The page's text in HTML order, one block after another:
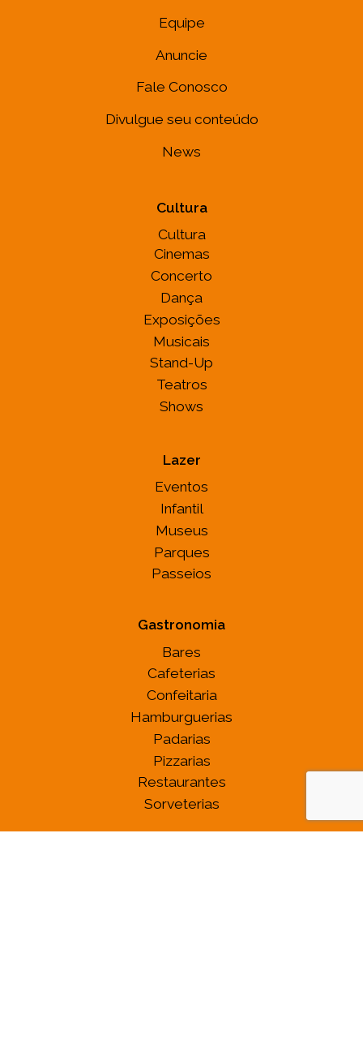
Equipe
Anuncie
Fale Conosco
Divulgue seu conteúdo
News
Cultura
Cultura
Cinemas
Concerto
Dança
Exposições
Musicais
Stand-Up
Teatros
Shows
Lazer
Eventos
Infantil
Museus
Parques
Passeios
Gastronomia
Bares
Cafeterias
Confeitaria
Hamburguerias
Padarias
Pizzarias
Restaurantes
Sorveterias